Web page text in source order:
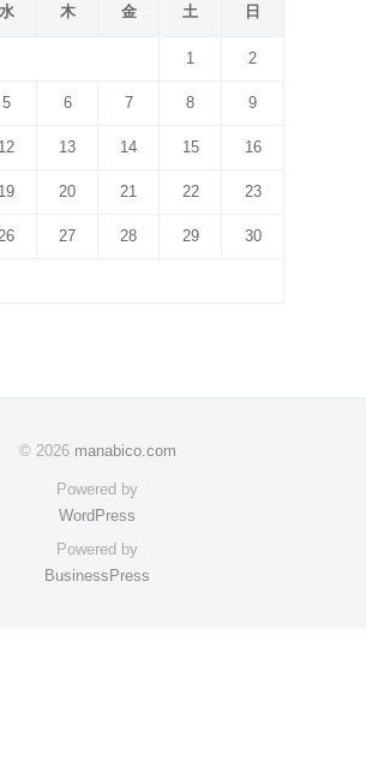
水 木 金 土 日
1 2
5 6 7 8 9
12 13 14 15 16
19 20 21 22 23
26 27 28 29 30
© 2026 manabico.com
Powered by
WordPress
Powered by
BusinessPress